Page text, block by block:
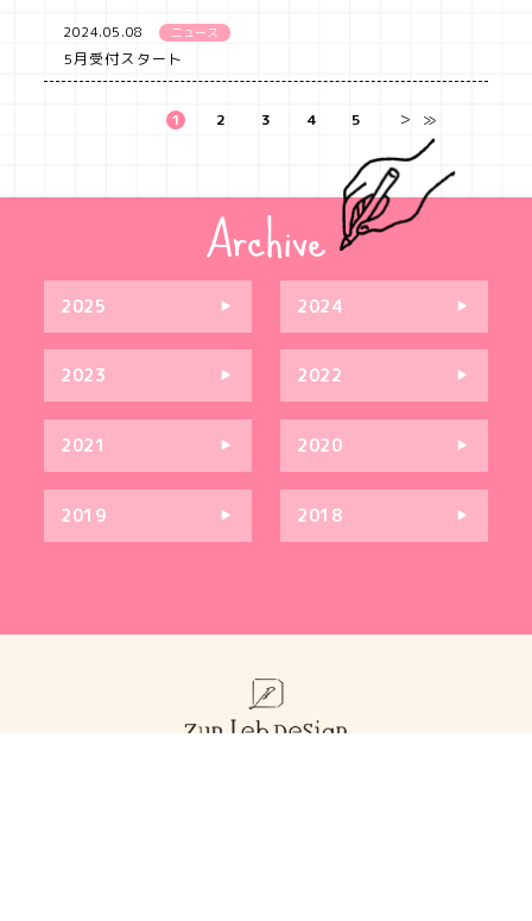
2024.05.08 ニュース
5月受付スタート
1 2 3 4 5 ＞ ≫
2025 2024
2023 2022
2021 2020
2019 2018